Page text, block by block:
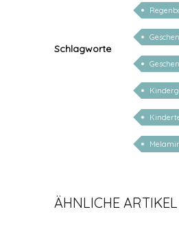
Schlagworte
ÄHNLICHE ARTIKEL